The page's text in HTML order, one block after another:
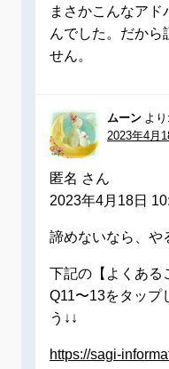
まさかこんなア
んでした。だから
せん。
ムーン
より:
2023年4月
匿名 さん
2023年4月18日
諦めないなら、や
下記の【よくある
Q11〜13をタップ
う↓↓
https://sagi-